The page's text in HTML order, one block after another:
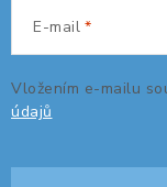
STOJANY NA
E-mail
Vložením e-mailu
údajů